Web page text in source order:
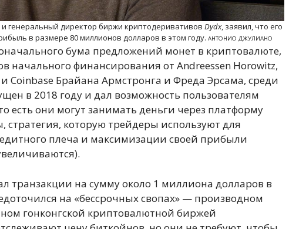
генеральный директор биржи криптодеривативов Dydx, заявил, что его
в размере 80 миллионов долларов в этом году. АНТОНИО ДЖУЛИАНО
бума предложений монет в криптовалюте,
начального финансирования от Andreessen Horowitz,
Coinbase Брайана Армстронга и Фреда Эрсама, среди
в 2018 году и дал возможность пользователям
есть они могут занимать деньги через платформу
которую трейдеры используют для
плеча и максимизации своей прибыли
транзакции на сумму около 1 миллиона долларов в
на «бессрочных свопах» — производном
гонконгской криптовалютной биржей